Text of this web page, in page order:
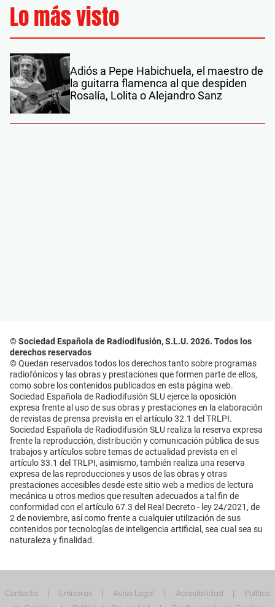
Lo más visto
Adiós a Pepe Habichuela, el maestro de
la guitarra flamenca al que despiden
Rosalía, Lolita o Alejandro Sanz
© Sociedad Española de Radiodifusión, S.L.U. 2026. Todos los
derechos reservados
© Quedan reservados todos los derechos tanto sobre programas
radiofónicos y las obras y prestaciones que formen parte de ellos,
como sobre los contenidos publicados en esta página web.
Sociedad Española de Radiodifusión SLU ejerce la oposición
expresa frente al uso de sus obras y prestaciones en la elaboración
de revistas de prensa prevista en el artículo 32.1 del TRLPI.
Sociedad Española de Radiodifusión SLU realiza la reserva expresa
frente la reproducción, distribución y comunicación pública de sus
trabajos y artículos sobre temas de actualidad prevista en el
artículo 33.1 del TRLPI, asimismo, también realiza una reserva
expresa de las reproducciones y usos de las obras y otras
prestaciones accesibles desde este sitio web a medios de lectura
mecánica u otros medios que resulten adecuados a tal fin de
conformidad con el artículo 67.3 del Real Decreto - ley 24/2021, de
2 de noviembre, así como frente a cualquier utilización de sus
contenidos por tecnologías de inteligencia artificial, sea cual sea su
naturaleza y finalidad.
Contacta Emisoras Aviso Legal Accesibilidad
Política